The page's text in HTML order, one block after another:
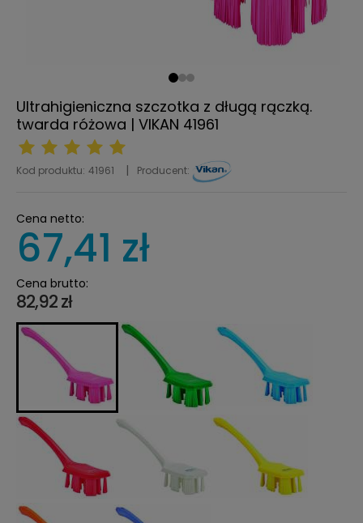
Ultrahigieniczna szczotka z długą rączką.
twarda różowa | VIKAN 41961
Kod produktu: 41961 Producent:
Cena brutto:
82,92 zł
Cena netto:
67,41 zł